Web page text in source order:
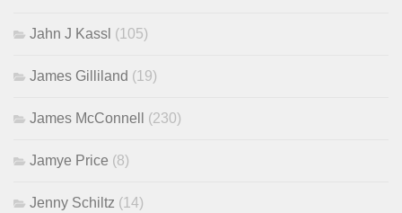
Jahn J Kassl (105)
James Gilliland (19)
James McConnell (230)
Jamye Price (8)
Jenny Schiltz (14)